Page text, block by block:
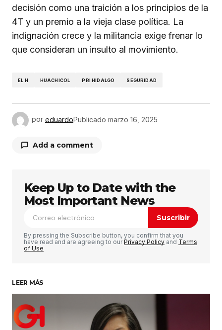
decisión como una traición a los principios de la
4T y un premio a la vieja clase política. La
indignación crece y la militancia exige frenar lo
que consideran un insulto al movimiento.
EL H HUACHICOL PRI HIDALGO SEGURIDAD
por eduardoPublicado marzo 16, 2025
Add a comment
Tu dirección de correo electrónico no será
publicada. Los campos obligatorios están
marcados con *
Comentario *
Su nombre*
Tu correo electrónico*
Keep Up to Date with the
Most Important News
Suscribir
By pressing the Subscribe button, you confirm that you
have read and are agreeing to ourPrivacy Policy and Terms
of Use
LEER MÁS